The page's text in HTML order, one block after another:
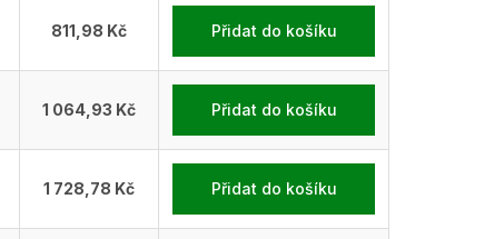
811,98 Kč Přidat do košíku
1 064,93 Kč Přidat do košíku
1 728,78 Kč Přidat do košíku